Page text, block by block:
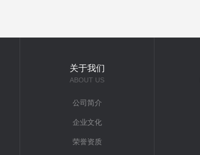
关于我们
ABOUT US
公司简介
企业文化
荣誉资质